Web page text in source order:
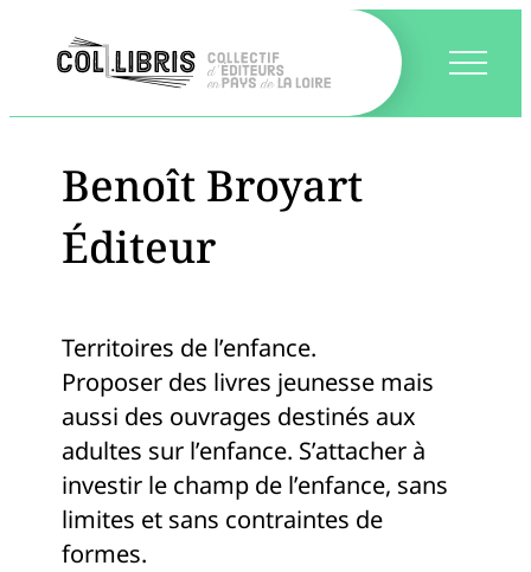
Benoît Broyart
Éditeur
Territoires de l’enfance.
Proposer des livres jeunesse mais
aussi des ouvrages destinés aux
adultes sur l’enfance. S’attacher à
investir le champ de l’enfance, sans
limites et sans contraintes de
formes.